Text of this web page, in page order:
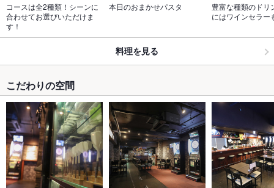
コースは全2種類！シーンに
合わせてお選びいただけま
す！
本日のおまかせパスタ
豊富な種類のドリ
にはワインセラ
料理を見る
こだわりの空間